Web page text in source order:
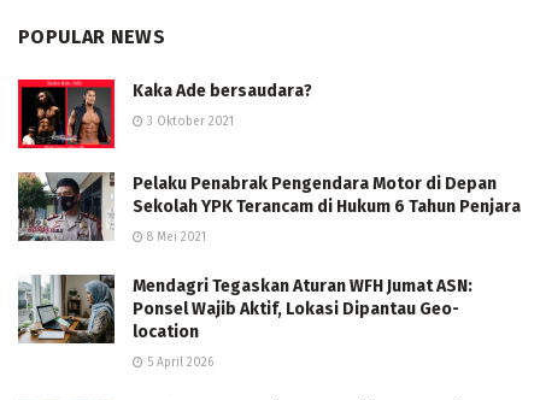
POPULAR NEWS
Kaka Ade bersaudara?
3 Oktober 2021
Pelaku Penabrak Pengendara Motor di Depan
Sekolah YPK Terancam di Hukum 6 Tahun Penjara
8 Mei 2021
Mendagri Tegaskan Aturan WFH Jumat ASN:
Ponsel Wajib Aktif, Lokasi Dipantau Geo-
location
5 April 2026